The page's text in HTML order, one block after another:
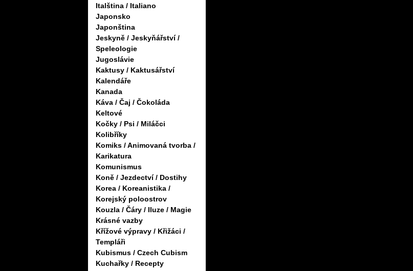
Italština / Italiano
Japonsko
Japonština
Jeskyně / Jeskyňářství /
Speleologie
Jugoslávie
Kaktusy / Kaktusářství
Kalendáře
Kanada
Káva / Čaj / Čokoláda
Keltové
Kočky / Psi / Miláčci
Kolibříky
Komiks / Animovaná tvorba /
Karikatura
Komunismus
Koně / Jezdectví / Dostihy
Korea / Koreanistika /
Korejský poloostrov
Kouzla / Čáry / Iluze / Magie
Krásné vazby
Křížové výpravy / Křižáci /
Templáři
Kubismus / Czech Cubism
Kuchařky / Recepty